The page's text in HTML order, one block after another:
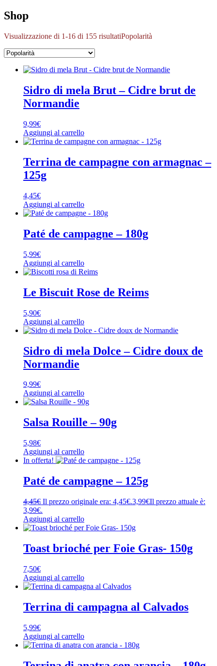
Shop
Visualizzazione di 1-16 di 155 risultatiPopolarità
Sidro di mela Brut – Cidre brut de
Normandie
9,99€
Aggiungi al carrello
Terrina de campagne con armagnac –
125g
4,45€
Aggiungi al carrello
Paté de campagne – 180g
5,99€
Aggiungi al carrello
Le Biscuit Rose de Reims
5,90€
Aggiungi al carrello
Sidro di mela Dolce – Cidre doux de
Normandie
9,99€
Aggiungi al carrello
Salsa Rouille – 90g
5,98€
Aggiungi al carrello
In offerta!
Paté de campagne – 125g
4,45€ Il prezzo originale era: 4,45€.3,99€Il prezzo attuale è:
3,99€.
Aggiungi al carrello
Toast brioché per Foie Gras- 150g
7,50€
Aggiungi al carrello
Terrina di campagna al Calvados
5,99€
Aggiungi al carrello